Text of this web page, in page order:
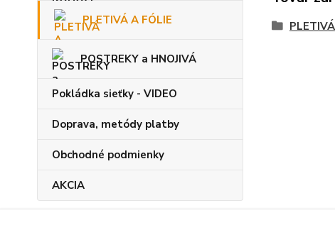
PLETIVÁ A FÓLIE
POSTREKY a HNOJIVÁ
Pokládka sieťky - VIDEO
Doprava, metódy platby
Obchodné podmienky
AKCIA